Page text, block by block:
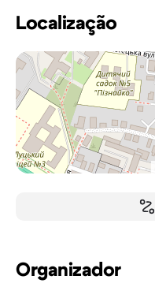
Localização
Organizador